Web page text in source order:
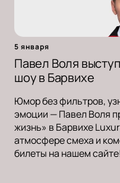
5 января
Павел Воля
шоу в Барвихе
Юмор без фильтров,
эмоции — Павел Воля
жизнь» в Барвихе
атмосфере смеха и
билеты на нашем сайте!